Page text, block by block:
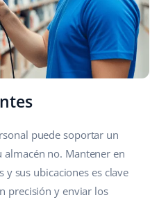
puede soportar un
almacén no. Mantener en
y sus ubicaciones es clave
precisión y enviar los